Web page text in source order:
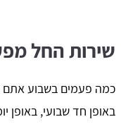
שירות החל
כמה פעמים בשבוע אתם
באופן חד שבועי, באופן